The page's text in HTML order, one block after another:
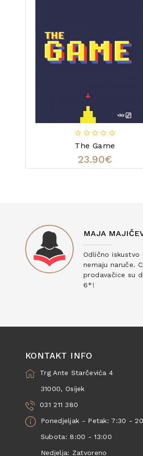
The Game
23.90€
MAJA
Odlično iskustvo
nemaju naruče.
prodavačice su
6*!
KONTAKT INFO
Trg Ante Starčevića 4
31000, Osijek
031 211 380
Ponedjeljak - Petak: 7:30 -
Subota: 8:00 - 13:00
Nedjelja: Zatvoreno